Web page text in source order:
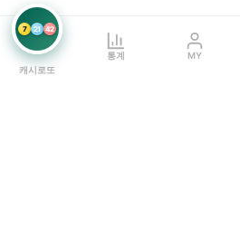
7 21 42
캐시로또
통계 MY